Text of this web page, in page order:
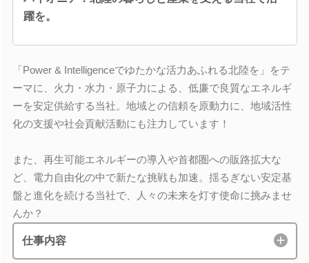
躍を。
「Power & Intelligenceでゆたかな活力あふれる北陸を」をテ
ーマに、火力・水力・原子力による、低廉で良質なエネルギ
ーを安定供給する当社。地域との信頼を原動力に、地域活性
化の支援や社会貢献活動にも注力しています！
また、再生可能エネルギーの導入や首都圏への販路拡大な
ど、電力自由化の中で新たな挑戦も加速。揺るぎない安定基
盤と進化を続ける当社で、人々の未来を灯す使命に挑みませ
んか？
仕事内容